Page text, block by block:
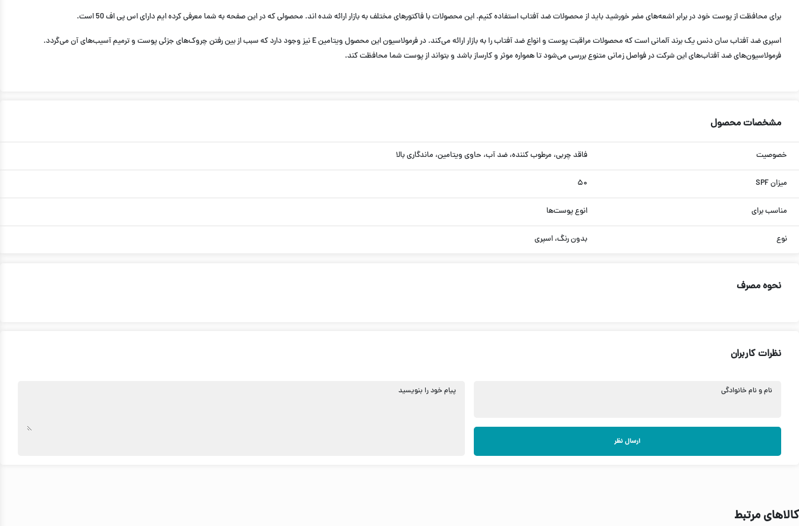
برای محافظت از پوست خود در برابر اشعه‌های مضر خورشید باید از محصولات ضد آفتاب استفاده کنیم. این محصولات با فاکتور‌های مختلف به بازار ارائه شده اند. محصولی که در این صفحه به شما معرفی کرده ایم دارای اس پی اف 50 است.
اسپری ضد آفتاب سان دنس یک برند آلمانی است که محصولات مراقبت پوست و انواع ضد آفتاب را به بازار ارائه می‌کند. در فرمولاسیون این محصول ویتامین E نیز وجود دارد که سبب از بین رفتن چروک‌های جزئی پوست و ترمیم آسیب‌های آن می‌گردد.
فرمولاسیون‌های ضد آفتاب‌های این شرکت در فواصل زمانی متنوع بررسی می‌شود تا همواره موثر و کارساز باشد و بتواند از پوست شما محافظت کند.
مشخصات محصول
خصوصیت فاقد چربی، مرطوب کننده، ضد آب، حاوی ویتامین، ماندگاری بالا
میزان SPF ۵۰
مناسب برای انوع پوست‌ها
نوع بدون رنگ، اسپری
نحوه مصرف
نظرات کاربران
نام و نام خانوادگی
ارسال نظر
پیام خود را بنویسید
کالاهای مرتبط